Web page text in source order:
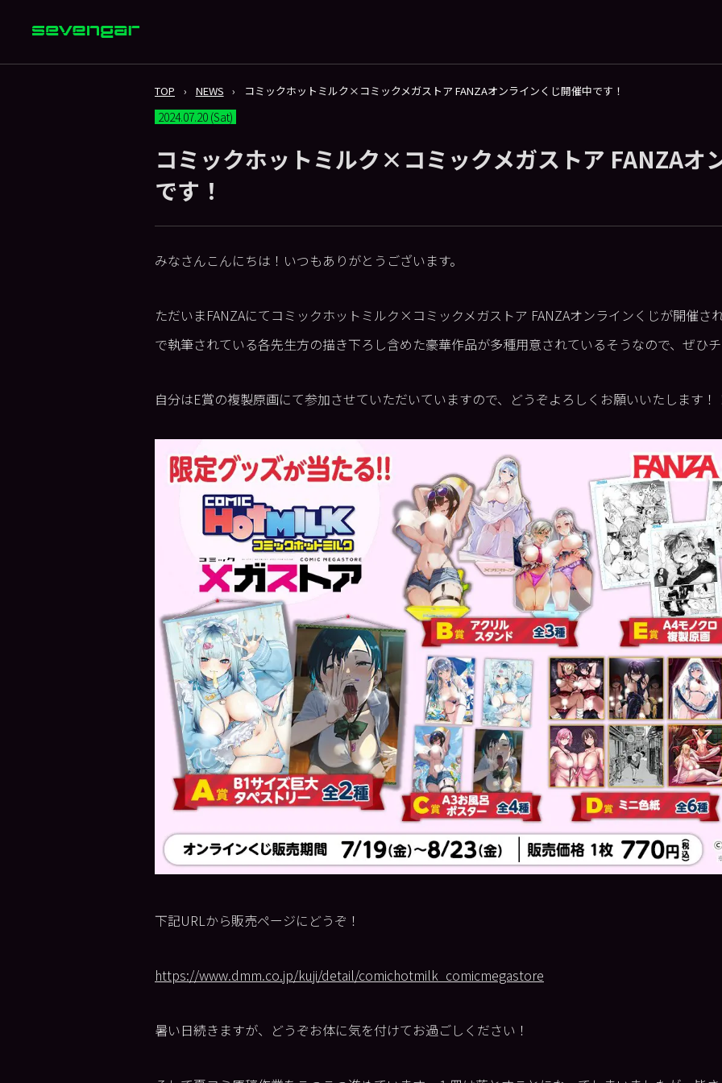
TOP NEWS コミックホットミルク×コミックメガストア FANZAオンラインくじ開催中です！
2024.07.20 (Sat)
コミックホットミルク×コミックメガストア FANZAオ
です！
みなさんこんにちは！いつもありがとうございます。
ただいまFANZAにてコミックホットミルク×コミックメガストア FANZAオンラインくじが開催さ
で執筆されている各先生方の描き下ろし含めた豪華作品が多種用意されているそうなので、ぜひ
自分はE賞の複製原画にて参加させていただいていますので、どうぞよろしくお願いいたします！
下記URLから販売ページにどうぞ！
https://www.dmm.co.jp/kuji/detail/comichotmilk_comicmegastore
暑い日続きますが、どうぞお体に気を付けてお過ごしください！